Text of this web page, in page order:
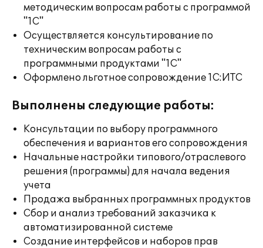
методическим вопросам работы с программой
"1С"
Осуществляется консультирование по
техническим вопросам работы с
программными продуктами "1С"
Оформлено льготное сопровождение 1С:ИТС
Выполнены следующие работы:
Консультации по выбору программного
обеспечения и вариантов его сопровождения
Начальные настройки типового/отраслевого
решения (программы) для начала ведения
учета
Продажа выбранных программных продуктов
Сбор и анализ требований заказчика к
автоматизированной системе
Создание интерфейсов и наборов прав